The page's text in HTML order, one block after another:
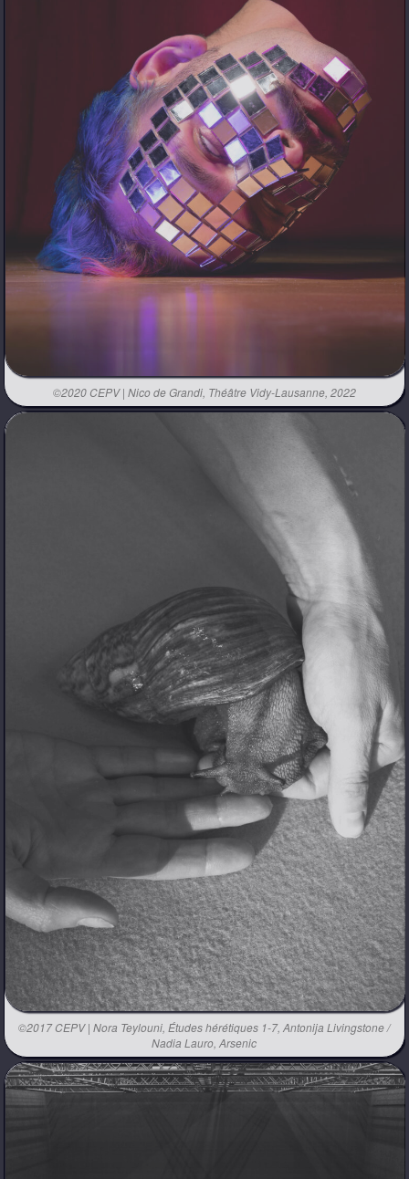
©2020 CEPV | Nico de Grandi, Théâtre Vidy-Lausanne, 2022
©2017 CEPV | Nora Teylouni, Études hérétiques 1-7, Antonija Livingstone /
Nadia Lauro, Arsenic